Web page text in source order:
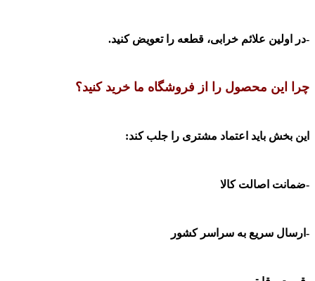
-در اولین علائم خرابی، قطعه را تعویض کنید.
چرا این محصول را از فروشگاه ما خرید کنید؟
این بخش باید اعتماد مشتری را جلب کند:
-ضمانت اصالت کالا
-ارسال سریع به سراسر کشور